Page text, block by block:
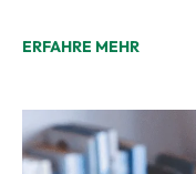
ERFAHRE MEHR